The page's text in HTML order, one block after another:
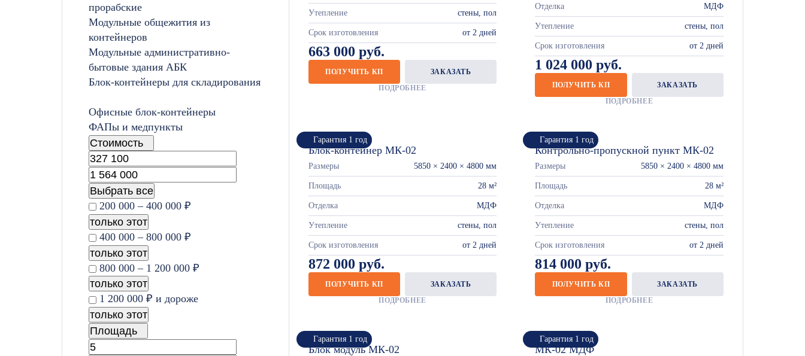
прорабские
Модульные общежития из
контейнеров
Модульные административно-
бытовые здания АБК
Блок-контейнеры для складирования
Офисные блок-контейнеры
ФАПы и медпункты
Стоимость
Выбрать все
200 000 – 400 000 ₽
только этот
400 000 – 800 000 ₽
только этот
800 000 – 1 200 000 ₽
только этот
1 200 000 ₽ и дороже
только этот
Площадь
Утепление стены, пол
Срок изготовления от 2 дней
663 000 руб.
ПОЛУЧИТЬ КП
ЗАКАЗАТЬ
ПОДРОБНЕЕ
Отделка МДФ
Утепление стены, пол
Срок изготовления от 2 дней
1 024 000 руб.
ПОЛУЧИТЬ КП
ЗАКАЗАТЬ
ПОДРОБНЕЕ
Гарантия 1 год
Блок-контейнер МК-02
Размеры 5850 × 2400 × 4800 мм
Площадь 28 м²
Отделка МДФ
Утепление стены, пол
Срок изготовления от 2 дней
872 000 руб.
ПОЛУЧИТЬ КП
ЗАКАЗАТЬ
ПОДРОБНЕЕ
Гарантия 1 год
Контрольно-пропускной пункт МК-02
Размеры 5850 × 2400 × 4800 мм
Площадь 28 м²
Отделка МДФ
Утепление стены, пол
Срок изготовления от 2 дней
814 000 руб.
ПОЛУЧИТЬ КП
ЗАКАЗАТЬ
ПОДРОБНЕЕ
Гарантия 1 год
Блок модуль МК-02
Гарантия 1 год
МК-02 МДФ